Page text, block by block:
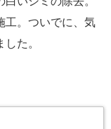
工。ついでに、気
た。